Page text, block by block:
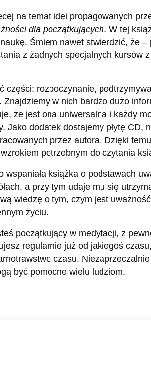
na temat idei propagowanych
dla początkujących. W tej
Śmiem nawet stwierdzić, że –
z żadnych specjalnych kursów
części: rozpoczynanie,
Znajdziemy w nich bardzo dużo
że jest ona uniwersalna i każdy
Jako dodatek dostajemy płytę CD,
przez autora. Dzięki
potrzebnym do czytania
wspaniała książka o podstawach
a przy tym udaje mu się
wiedzę o tym, czym jest
życiu.
początkujący w medytacji, z
regularnie już od jakiegoś czasu,
czasu.
być pomocne wielu ludziom.